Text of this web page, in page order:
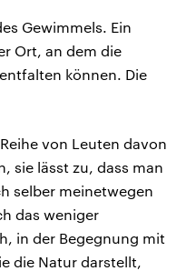
Gewimmels. Ein
Ort, an dem die
können. Die
von Leuten davon
sie lässt zu, dass man
selber meinetwegen
das weniger
in der Begegnung mit
die Natur darstellt,